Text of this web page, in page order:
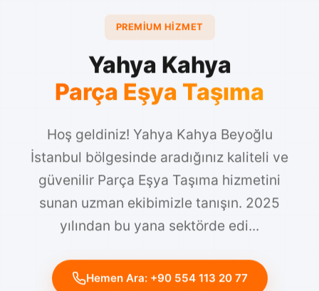
PREMIUM HIZMET
Yahya Kahya
Parça Eşya Taşıma
Hoş geldiniz! Yahya Kahya Beyoğlu
İstanbul bölgesinde aradığınız kaliteli ve
güvenilir Parça Eşya Taşıma hizmetini
sunan uzman ekibimizle tanışın. 2025
yılından bu yana sektörde edi...